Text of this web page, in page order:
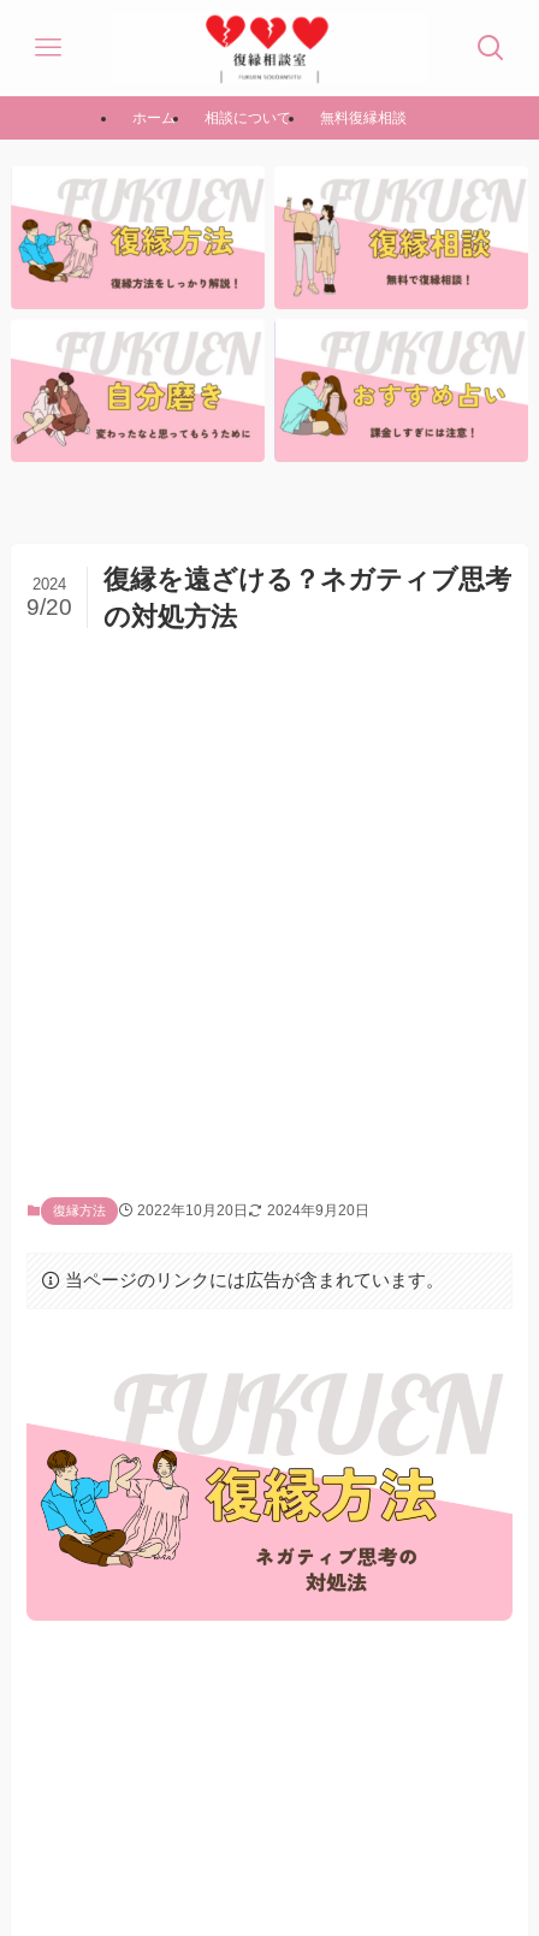
ホーム 相談について 無料復縁相談
復縁を遠ざける？ネガティブ思考
の対処方法
2024
9/20
復縁方法 2022年10月20日 2024年9月20日
当ページのリンクには広告が含まれています。